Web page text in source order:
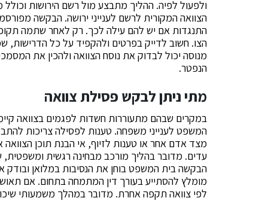
הצוואה המקורית לרשם לענייני ירושה. הבקשה
התנגדות אם יש להם עילה לכך. רק לאחר שתמה
הצו. חשוב לדייק בפרטים ולהקפיד על כל הדרישות,
מנוסה יכול לבדוק את נוסח הצוואה ולהכין את
הנפטר.
מתי ניתן לבקש פסילת צוואה
במקרים שבהם מתעוררות חשדות לפגמים בצוואה
המשפט לענייני משפחה. טענות לפסילה צריכות
מצד אדם אחר או טענות לזיוף, אי הבנת תוכן הצוואה
עדים. מדובר בהליך מורכב מבחינה רגשית ומשפטית,
הבקשה בית המשפט בוחן את הנסיבות במלואן ובודק
מומלץ להסתייע בעורך דין המתמחה בתחום. אם
לפי צוואה תקפה אחרת. מדובר במהלך משמעותי